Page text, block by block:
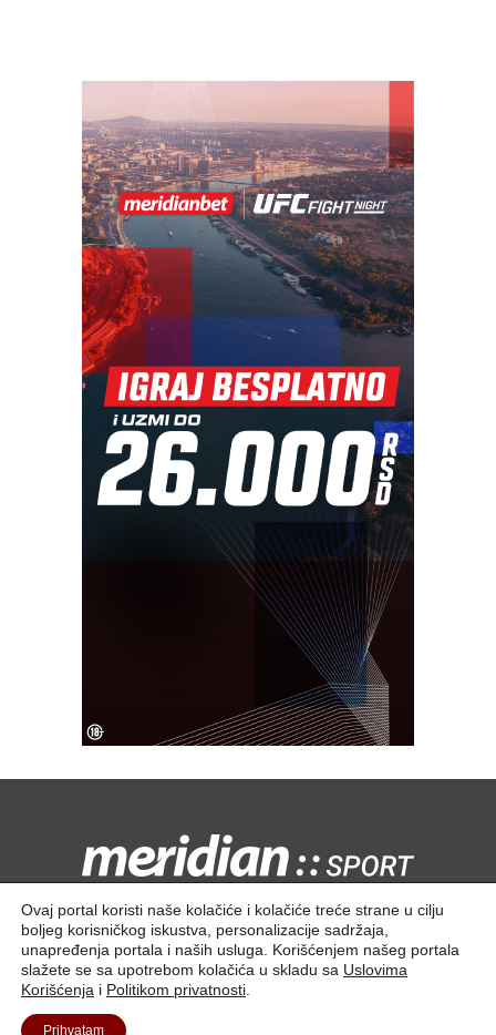
Kontaktirajte nas:redakcija@meridiansport.rs
Ovaj portal koristi naše kolačiće i kolačiće treće strane u cilju
boljeg korisničkog iskustva, personalizacije sadržaja,
unapređenja portala i naših usluga. Korišćenjem našeg portala
slažete se sa upotrebom kolačića u skladu sa Uslovima
Korišćenja i Politikom privatnosti
Prihvatam